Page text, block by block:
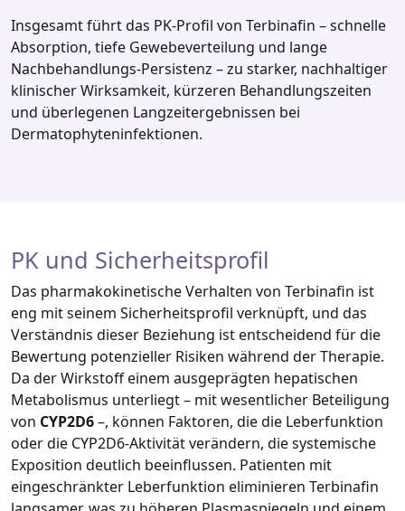
Insgesamt führt das PK‑Profil von Terbinafin – schnelle
Absorption, tiefe Gewebeverteilung und lange
Nachbehandlungs‑Persistenz – zu starker, nachhaltiger
klinischer Wirksamkeit, kürzeren Behandlungszeiten
und überlegenen Langzeitergebnissen bei
Dermatophyteninfektionen.
PK und Sicherheitsprofil
Das pharmakokinetische Verhalten von Terbinafin ist
eng mit seinem Sicherheitsprofil verknüpft, und das
Verständnis dieser Beziehung ist entscheidend für die
Bewertung potenzieller Risiken während der Therapie.
Da der Wirkstoff einem ausgeprägten hepatischen
Metabolismus unterliegt – mit wesentlicher Beteiligung
von CYP2D6–, können Faktoren, die die Leberfunktion
oder die CYP2D6‑Aktivität verändern, die systemische
Exposition deutlich beeinflussen. Patienten mit
eingeschränkter Leberfunktion eliminieren Terbinafin